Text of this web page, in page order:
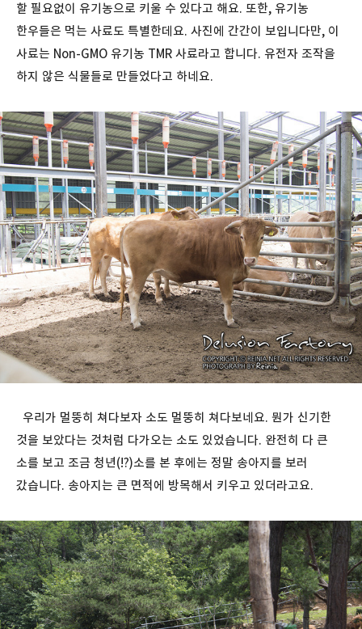
할 필요없이 유기농으로 키울 수 있다고 해요. 또한, 유기농
한우들은 먹는 사료도 특별한데요. 사진에 간간이 보입니다만, 이
사료는 Non-GMO 유기농 TMR 사료라고 합니다. 유전자 조작을
하지 않은 식물들로 만들었다고 하네요.
우리가 멀뚱히 쳐다보자 소도 멀뚱히 쳐다보네요. 뭔가 신기한
것을 보았다는 것처럼 다가오는 소도 있었습니다. 완전히 다 큰
소를 보고 조금 청년(!?)소를 본 후에는 정말 송아지를 보러
갔습니다. 송아지는 큰 면적에 방목해서 키우고 있더라고요.